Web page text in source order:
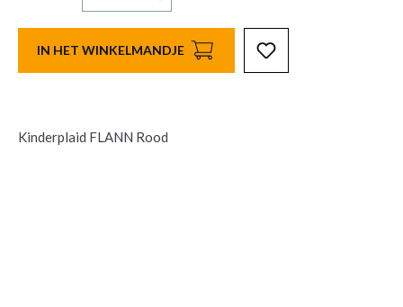
IN HET WINKELMANDJE
Kinderplaid FLANN Rood